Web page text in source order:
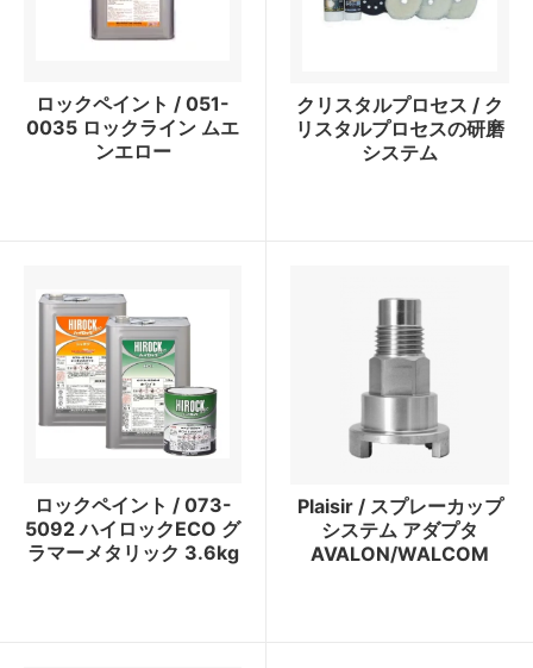
ロックペイント / 051-
0035 ロックライン ムエ
ンエロー
クリスタルプロセス / ク
リスタルプロセスの研磨
システム
ロックペイント / 073-
5092 ハイロックECO グ
ラマーメタリック 3.6kg
Plaisir / スプレーカップ
システム アダプタ
AVALON/WALCOM